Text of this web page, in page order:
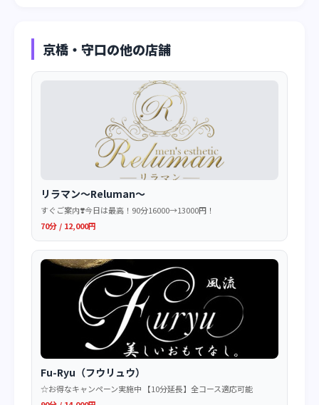
京橋・守口の他の店舗
リラマン～Reluman～
すぐご案内❣️今日は最高！90分16000→13000円！
70分 / 12,000円
Fu-Ryu（フウリュウ）
☆お得なキャンペーン実施中 【10分延長】全コース適応可能